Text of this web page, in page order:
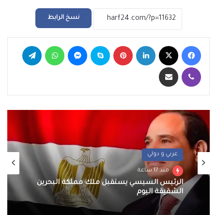
نسخ الرابط
فيسبوك لينكدإن بينتيريست سكايب ماسنجر واتساب
ڤايبر مشاركة عبر البريد
عربي و دولي
منذ 17 ساعة
الرئيس السيسي يستقبل ملك مملكة البحرين
الشقيقة اليوم